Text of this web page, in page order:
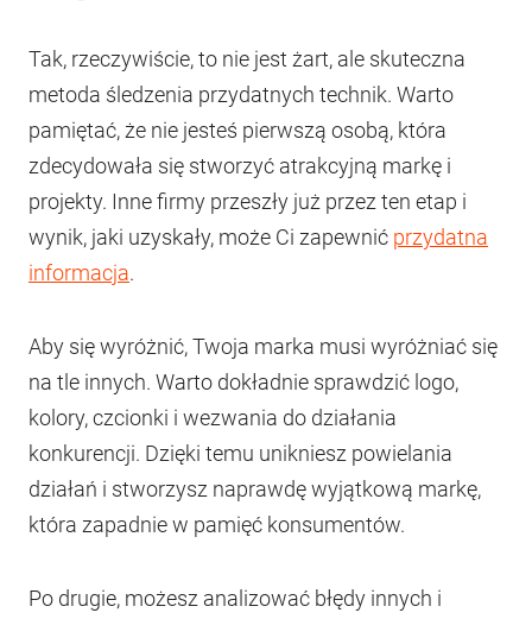
Tak, rzeczywiście, to nie jest żart, ale skuteczna
metoda śledzenia przydatnych technik. Warto
pamiętać, że nie jesteś pierwszą osobą, która
zdecydowała się stworzyć atrakcyjną markę i
projekty. Inne firmy przeszły już przez ten etap i
wynik, jaki uzyskały, może Ci zapewnić przydatna
informacja.
Aby się wyróżnić, Twoja marka musi wyróżniać się
na tle innych. Warto dokładnie sprawdzić logo,
kolory, czcionki i wezwania do działania
konkurencji. Dzięki temu unikniesz powielania
działań i stworzysz naprawdę wyjątkową markę,
która zapadnie w pamięć konsumentów.
Po drugie, możesz analizować błędy innych i